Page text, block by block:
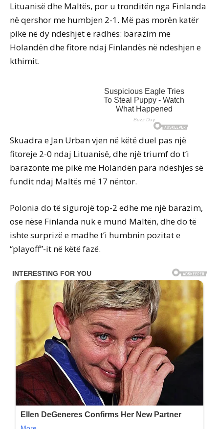
Lituanisë dhe Maltës, por u tronditën nga Finlanda
në qershor me humbjen 2-1. Më pas morën katër
pikë në dy ndeshjet e radhës: barazim me
Holandën dhe fitore ndaj Finlandës në ndeshjen e
kthimit.
Skuadra e Jan Urban vjen në këtë duel pas një
fitoreje 2-0 ndaj Lituanisë, dhe një triumf do t’i
barazonte me pikë me Holandën para ndeshjes së
fundit ndaj Maltës më 17 nëntor.
Polonia do të sigurojë top-2 edhe me një barazim,
ose nëse Finlanda nuk e mund Maltën, dhe do të
ishte surprizë e madhe t’i humbnin pozitat e
“playoff”-it në këtë fazë.